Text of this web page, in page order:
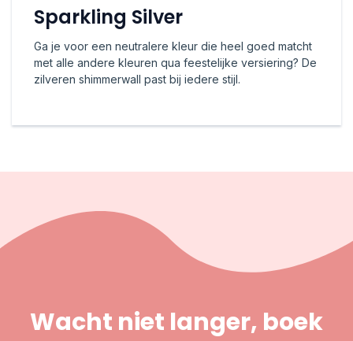
Sparkling Silver
Ga je voor een neutralere kleur die heel goed matcht
met alle andere kleuren qua feestelijke versiering? De
zilveren shimmerwall past bij iedere stijl.
Wacht niet langer, boek